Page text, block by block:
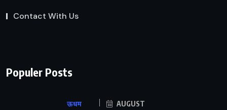
Contact With Us
Populer Posts
ऊधम
AUGUST